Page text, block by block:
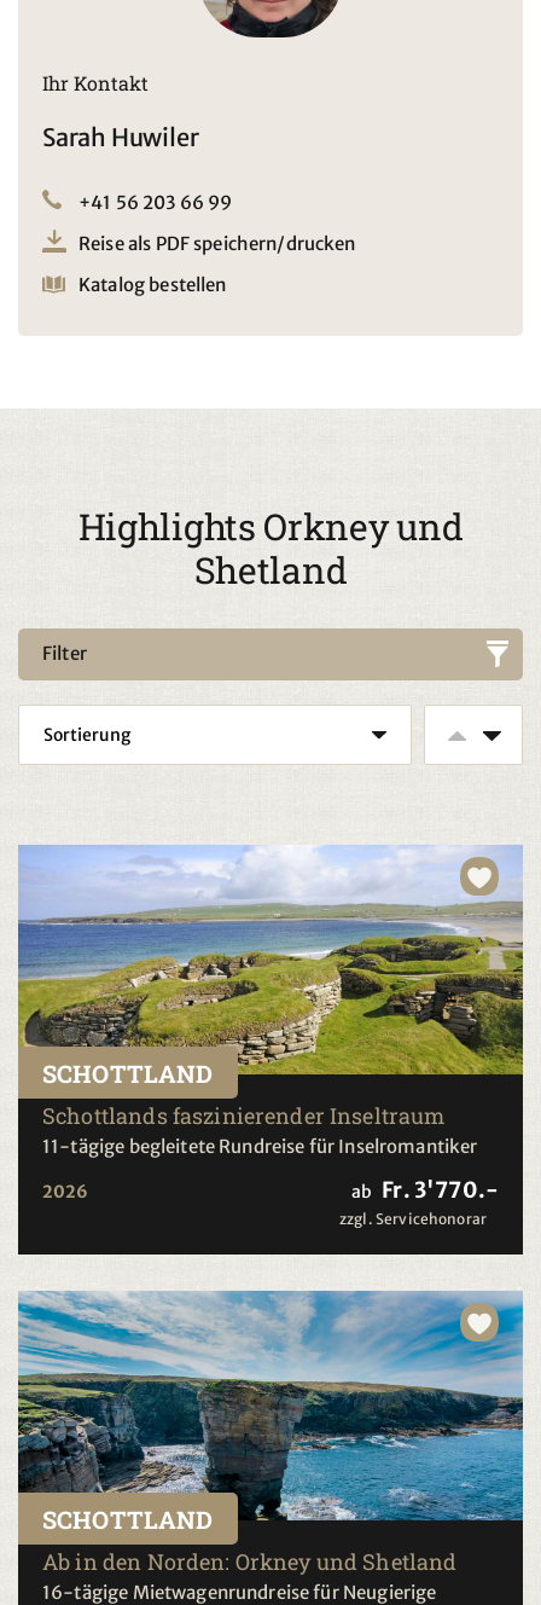
Ihr Kontakt
Sarah Huwiler
+41 56 203 66 99
Reise als PDF speichern/drucken
Katalog bestellen
Highlights Orkney und
Shetland
Filter
SCHOTTLAND
Schottlands faszinierender Inseltraum
11-tägige begleitete Rundreise für Inselromantiker
2026 ab Fr. 3'770.-
zzgl. Servicehonorar
SCHOTTLAND
Ab in den Norden: Orkney und Shetland
16-tägige Mietwagenrundreise für Neugierige